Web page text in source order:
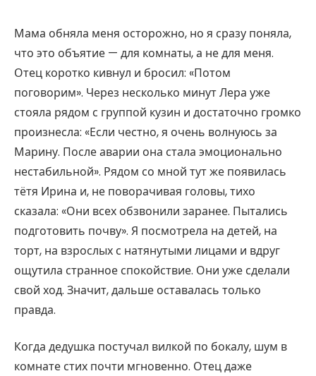
Мама обняла меня осторожно, но я сразу поняла,
что это объятие — для комнаты, а не для меня.
Отец коротко кивнул и бросил: «Потом
поговорим». Через несколько минут Лера уже
стояла рядом с группой кузин и достаточно громко
произнесла: «Если честно, я очень волнуюсь за
Марину. После аварии она стала эмоционально
нестабильной». Рядом со мной тут же появилась
тётя Ирина и, не поворачивая головы, тихо
сказала: «Они всех обзвонили заранее. Пытались
подготовить почву». Я посмотрела на детей, на
торт, на взрослых с натянутыми лицами и вдруг
ощутила странное спокойствие. Они уже сделали
свой ход. Значит, дальше оставалась только
правда.
Когда дедушка постучал вилкой по бокалу, шум в
комнате стих почти мгновенно. Отец даже